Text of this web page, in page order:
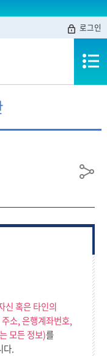
로그인
공
신 혹은 타인의
소, 은행계좌번호,
모든 정보)를
다.